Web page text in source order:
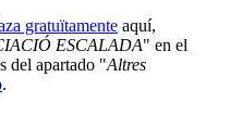
gratuïtamente aquí,
ESCALADA" en el
del apartado "Altres
.